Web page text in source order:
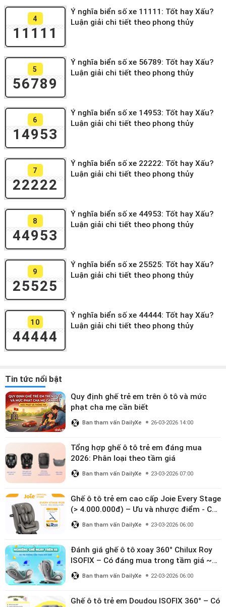
4
11111
Ý nghĩa biển số xe 11111: Tốt hay Xấu?
Luận giải chi tiết theo phong thủy
5
56789
Ý nghĩa biển số xe 56789: Tốt hay Xấu?
Luận giải chi tiết theo phong thủy
6
14953
Ý nghĩa biển số xe 14953: Tốt hay Xấu?
Luận giải chi tiết theo phong thủy
7
22222
Ý nghĩa biển số xe 22222: Tốt hay Xấu?
Luận giải chi tiết theo phong thủy
8
44953
Ý nghĩa biển số xe 44953: Tốt hay Xấu?
Luận giải chi tiết theo phong thủy
9
25525
Ý nghĩa biển số xe 25525: Tốt hay Xấu?
Luận giải chi tiết theo phong thủy
10
44444
Ý nghĩa biển số xe 44444: Tốt hay Xấu?
Luận giải chi tiết theo phong thủy
Tin tức nổi bật
Quy định ghế trẻ em trên ô tô và mức
phạt cha mẹ cần biết
Ban tham vấn DailyXe 26-03-2026 14:00
Tổng hợp ghế ô tô trẻ em đáng mua
2026: Phân loại theo tầm giá
Ban tham vấn DailyXe 23-03-2026 07:00
Ghế ô tô trẻ em cao cấp Joie Every Stage
(> 4.000.000đ) – Ưu và nhược điểm - Có
đáng đầu tư cho bé từ 0–12 tuổi?
Ban tham vấn DailyXe 23-03-2026 06:00
Đánh giá ghế ô tô xoay 360° Chilux Roy
ISOFIX – Có đáng mua trong tầm giá ~3
triệu
Ban tham vấn DailyXe 22-03-2026 06:00
Ghế ô tô trẻ em Doudou ISOFIX 360° – Có